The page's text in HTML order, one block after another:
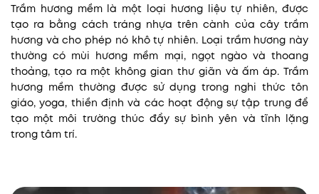
Trầm hương mềm là một loại hương liệu tự nhiên, được
tạo ra bằng cách tráng nhựa trên cành của cây trầm
hương và cho phép nó khô tự nhiên. Loại trầm hương này
thường có mùi hương mềm mại, ngọt ngào và thoang
thoảng, tạo ra một không gian thư giãn và ấm áp. Trầm
hương mềm thường được sử dụng trong nghi thức tôn
giáo, yoga, thiền định và các hoạt động sự tập trung để
tạo một môi trường thúc đẩy sự bình yên và tĩnh lặng
trong tâm trí.